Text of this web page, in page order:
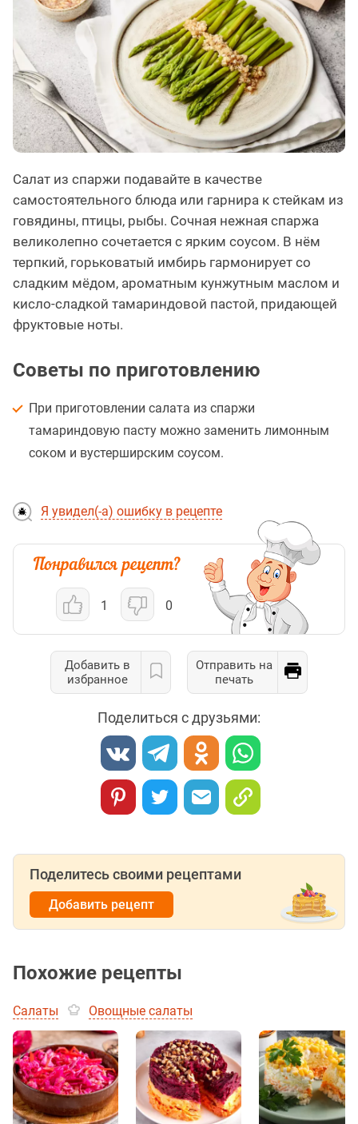
Салат из спаржи подавайте в качестве
самостоятельного блюда или гарнира к стейкам из
говядины, птицы, рыбы. Сочная нежная спаржа
великолепно сочетается с ярким соусом. В нём
терпкий, горьковатый имбирь гармонирует со
сладким мёдом, ароматным кунжутным маслом и
кисло-сладкой тамариндовой пастой, придающей
фруктовые ноты.
Советы по приготовлению
При приготовлении салата из спаржи
тамариндовую пасту можно заменить лимонным
соком и вустерширским соусом.
Я увидел(-а) ошибку в рецепте
1 0
Добавить в
избранное
Отправить на
печать
Поделиться с друзьями:
Поделитесь своими рецептами
Добавить рецепт
Похожие рецепты
Салаты Овощные салаты